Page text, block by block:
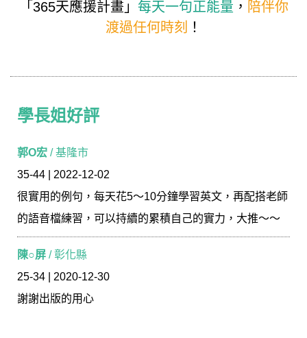
「365天應援計畫」 每天一句正能量 ， 陪伴你
渡過任何時刻 ！
學長姐好評
郭O宏 / 基隆市
35-44 | 2022-12-02
很實用的例句，每天花5～10分鐘學習英文，再配搭老師
的語音檔練習，可以持續的累積自己的實力，大推～～
陳○屏 / 彰化縣
25-34 | 2020-12-30
謝謝出版的用心